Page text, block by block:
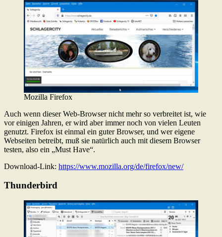
Mozilla Firefox
Auch wenn dieser Web-Browser nicht mehr so verbreitet ist, wie
vor einigen Jahren, er wird aber immer noch von vielen Leuten
genutzt. Firefox ist einmal ein guter Browser, und wer eigene
Webseiten betreibt, muß sie natürlich auch mit diesem Browser
testen, also ein „Must Have“.
Download-Link: https://www.mozilla.org/de/firefox/new/
Thunderbird